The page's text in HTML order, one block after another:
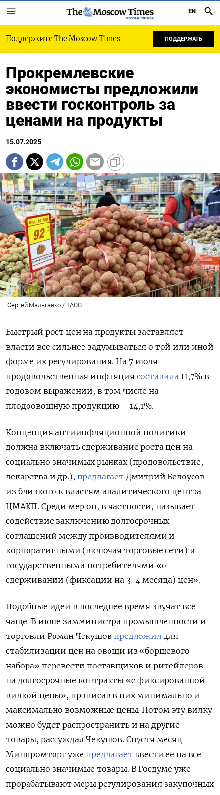
РУССКАЯ СЛУЖБА
EN
Поддержите The Moscow Times ПОДДЕРЖАТЬ
Прокремлевские
экономисты предложили
ввести госконтроль за
ценами на продукты
15.07.2025
Сергей Мальгавко / ТАСС
Быстрый рост цен на продукты заставляет
власти все сильнее задумываться о той или иной
форме их регулирования. На 7 июля
продовольственная инфляция составила 11,7% в
годовом выражении, в том числе на
плодоовощную продукцию – 14,1%.
Концепция антиинфляционной политики
должна включать сдерживание роста цен на
социально значимых рынках (продовольствие,
лекарства и др.), предлагает Дмитрий Белоусов
из близкого к властям аналитического центра
ЦМАКП. Среди мер он, в частности, называет
содействие заключению долгосрочных
соглашений между производителями и
корпоративными (включая торговые сети) и
государственными потребителями «о
сдерживании (фиксации на 3-4 месяца) цен».
Подобные идеи в последнее время звучат все
чаще. В июне замминистра промышленности и
торговли Роман Чекушов предложил для
стабилизации цен на овощи из «борщевого
набора» перевести поставщиков и ритейлеров
на долгосрочные контракты «с фиксированной
вилкой цены», прописав в них минимально и
максимально возможные цены. Потом эту вилку
можно будет распространить и на другие
товары, рассуждал Чекушов. Спустя месяц
Минпромторг уже предлагает ввести ее на все
социально значимые товары. В Госдуме уже
прорабатывают меры регулирования закупочных